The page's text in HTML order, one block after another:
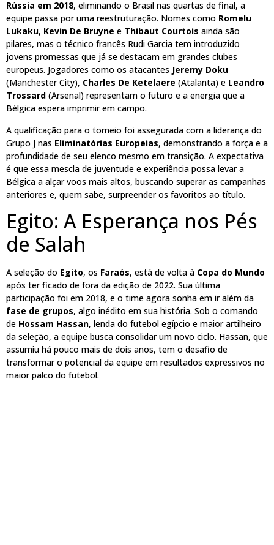
Rússia em 2018, eliminando o Brasil nas quartas de final, a
equipe passa por uma reestruturação. Nomes como Romelu
Lukaku, Kevin De Bruyne e Thibaut Courtois ainda são
pilares, mas o técnico francês Rudi Garcia tem introduzido
jovens promessas que já se destacam em grandes clubes
europeus. Jogadores como os atacantes Jeremy Doku
(Manchester City), Charles De Ketelaere (Atalanta) e Leandro
Trossard (Arsenal) representam o futuro e a energia que a
Bélgica espera imprimir em campo.
A qualificação para o torneio foi assegurada com a liderança do
Grupo J nas Eliminatórias Europeias, demonstrando a força e a
profundidade de seu elenco mesmo em transição. A expectativa
é que essa mescla de juventude e experiência possa levar a
Bélgica a alçar voos mais altos, buscando superar as campanhas
anteriores e, quem sabe, surpreender os favoritos ao título.
Egito: A Esperança nos Pés
de Salah
A seleção do Egito, os Faraós, está de volta à Copa do Mundo
após ter ficado de fora da edição de 2022. Sua última
participação foi em 2018, e o time agora sonha em ir além da
fase de grupos, algo inédito em sua história. Sob o comando
de Hossam Hassan, lenda do futebol egípcio e maior artilheiro
da seleção, a equipe busca consolidar um novo ciclo. Hassan, que
assumiu há pouco mais de dois anos, tem o desafio de
transformar o potencial da equipe em resultados expressivos no
maior palco do futebol.